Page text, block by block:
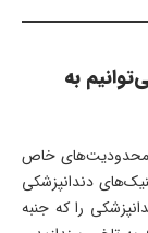
به
محدودیت‌های خاص
دندانپزشکی
را که جنبه